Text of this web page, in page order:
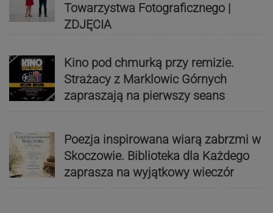
Towarzystwa Fotograficznego |
ZDJĘCIA
Kino pod chmurką przy remizie.
Strażacy z Marklowic Górnych
zapraszają na pierwszy seans
Poezja inspirowana wiarą zabrzmi w
Skoczowie. Biblioteka dla Każdego
zaprasza na wyjątkowy wieczór